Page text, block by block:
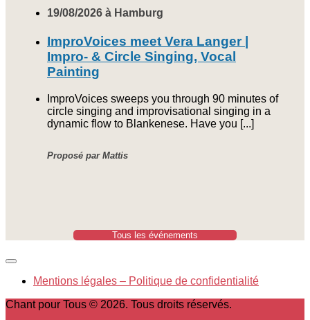
19/08/2026 à Hamburg
ImproVoices meet Vera Langer |
Impro- & Circle Singing, Vocal
Painting
ImproVoices sweeps you through 90 minutes of
circle singing and improvisational singing in a
dynamic flow to Blankenese. Have you [...]
Proposé par Mattis
Tous les événements
Mentions légales – Politique de confidentialité
Chant pour Tous © 2026. Tous droits réservés.